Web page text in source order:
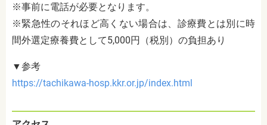
※事前に電話が必要となります。
※緊急性のそれほど高くない場合は、診療費とは別に時
間外選定療養費として5,000円（税別）の負担あり
▼参考
https://tachikawa-hosp.kkr.or.jp/index.html